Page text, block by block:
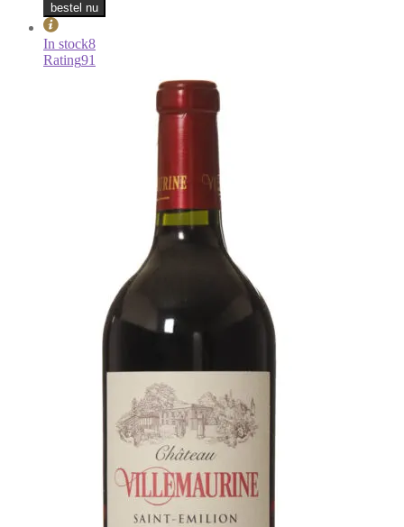
bestel nu
In stock8
Rating91